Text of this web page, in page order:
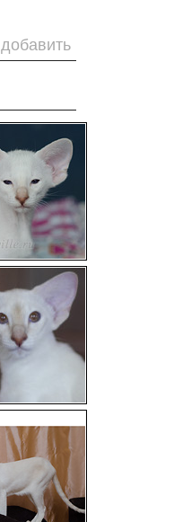
добавить